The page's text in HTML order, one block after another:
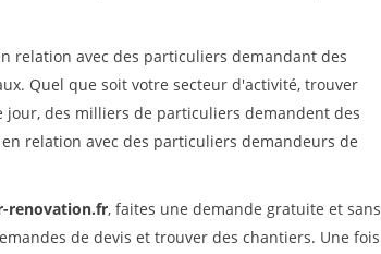
relation avec des particuliers demandant des
Quel que soit votre secteur d'activité, trouver
jour, des milliers de particuliers demandent des
relation avec des particuliers demandeurs de
renovation.fr, faites une demande gratuite et sans
de devis et trouver des chantiers. Une fois